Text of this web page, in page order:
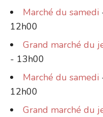
Marché du samedi
12h00
Grand marché du
- 13h00
Marché du samedi
12h00
Grand marché du